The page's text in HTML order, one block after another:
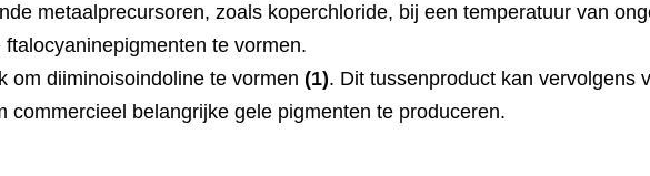
metaalprecursoren, zoals koperchloride, bij een temperatuur van
te vormen.
om diiminoisoindoline te vormen (1). Dit tussenproduct kan vervolgens
commercieel belangrijke gele pigmenten te produceren.